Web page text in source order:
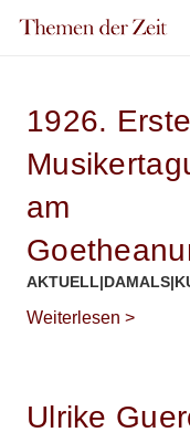
1926. Erste
am
AKTUELL|DAMALS|
Weiterlesen >
Ulrike